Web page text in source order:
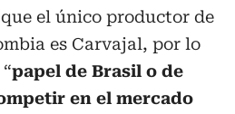
el único productor de
es Carvajal, por lo
papel de Brasil o de
en el mercado